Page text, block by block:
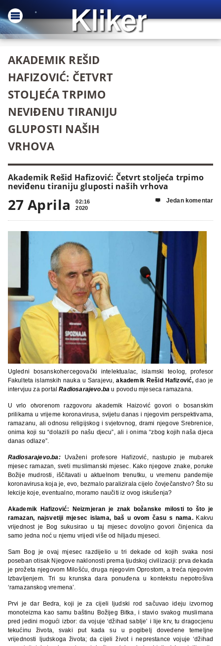
AKADEMIK REŠID
HAFIZOVIĆ: ČETVRT
STOLJEĆA TRPIMO
NEVIĐENU TIRANIJU
GLUPOSTI NAŠIH
VRHOVA
Akademik Rešid Hafizović: Četvrt stoljeća trpimo
neviđenu tiraniju gluposti naših vrhova
27 Aprila
02:16
2020
 Jedan komentar
Ugledni bosanskohercegovački intelektualac, islamski teolog, profesor
Fakulteta islamskih nauka u Sarajevu,akademik Rešid Hafizović, dao je
intervjuu za portalRadiosarajevo.ba u povodu mjeseca ramazana.
U vrlo otvorenom razgovoru akademik Haizović govori o bosanskim
prilikama u vrijeme koronavirusa, svijetu danas i njegovim perspektivama,
ramazanu, ali odnosu religijskog i svjetovnog, drami njegove Srebrenice,
onima koji su “dolazili po našu djecu”, ali i onima “zbog kojih naša djeca
danas odlaze”.
Radiosarajevo.ba:Uvaženi profesore Hafizović, nastupio je mubarek
mjesec ramazan, sveti muslimanski mjesec. Kako njegove znake, poruke
Božije mudrosti, iščitavati u aktuelnom trenutku, u vremenu pandemije
koronavirusa koja je, evo, bezmalo paralizirala cijelo čovječanstvo? Što su
lekcije koje, eventualno, moramo naučiti iz ovog iskušenja?
Akademik Hafizović: Neizmjeran je znak božanske milosti to što je
ramazan, najsvetiji mjesec islama, baš u ovom času s nama.Kakvu
vrijednost je Bog sukusirao u taj mjesec dovoljno govori činjenica da
samo jedna noć u njemu vrijedi više od hiljadu mjeseci.
Sam Bog je ovaj mjesec razdijelio u tri dekade od kojih svaka nosi
poseban otisak Njegove naklonosti prema ljudskoj civilizaciji: prva dekada
je prožeta njegovom Milošću, druga njegovim Oprostom, a treća njegovim
Izbavljenjem. Tri su krunska dara ponuđena u kontekstu nepotrošiva
‘ramazanskog vremena’.
Prvi je dar Bedra, koji je za cijeli ljudski rod sačuvao ideju izvornog
monoteizma kao samu baštinu Božijeg Bitka, i stavio svakog muslimana
pred jedini mogući izbor: da vojuje ‘džihad sablje’ i lije krv, tu dragocjenu
tekućinu života, svaki put kada su u pogibelj dovedene temeljne
vrijednosti ljudskoga života; da cijeli život i neprestance vojuje ‘džihad